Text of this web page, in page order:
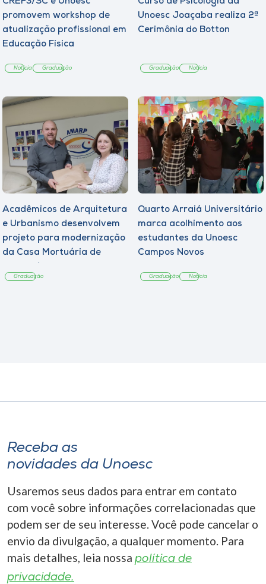
promovem workshop de
atualização profissional em
Educação Física
Notícia Graduação
Unoesc Joaçaba realiza 2ª
Cerimônia do Botton
Graduação Notícia
Acadêmicos de Arquitetura
e Urbanismo desenvolvem
projeto para modernização
da Casa Mortuária de
Graduação
Quarto Arraiá Universitário
marca acolhimento aos
estudantes da Unoesc
Campos Novos
Graduação Notícia
Receba as
novidades da Unoesc
Usaremos seus dados para entrar em contato
com você sobre informações correlacionadas que
podem ser de seu interesse. Você pode cancelar o
envio da divulgação, a qualquer momento. Para
mais detalhes, leia nossa política de
privacidade.